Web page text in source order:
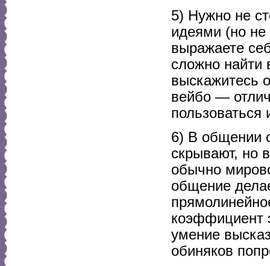
5) Нужно не
идеями (но
выражаете
сложно найти
выскажитесь
вейбо —
пользоваться
6) В общении
скрывают, но
обычно
общение
коэффициент
умение
обиняков